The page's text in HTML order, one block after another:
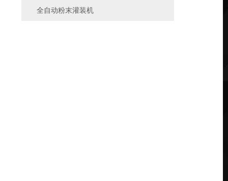
全自动粉末灌装机